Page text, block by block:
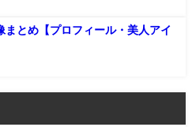
まとめ【プロフィール・美人アイ